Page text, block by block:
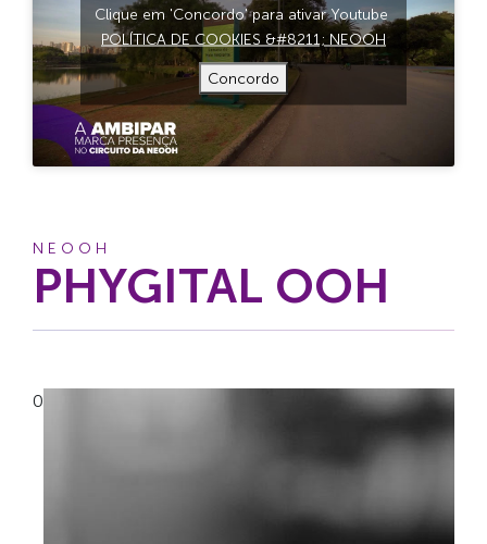
Clique em 'Concordo' para ativar Youtube
POLÍTICA DE COOKIES &#8211; NEOOH
Concordo
NEOOH
PHYGITAL OOH
0